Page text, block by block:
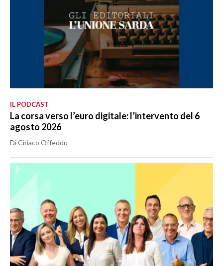
IL PODCAST
La corsa verso l’euro digitale: l’intervento del 6
agosto 2026
Di Ciriaco Offeddu